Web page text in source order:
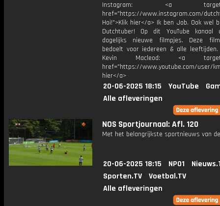
Instagram: <a
href="https://www.instagram.com/
Hoi!">Klik hier</a> Ik ben Job. Ook wel
Dutchtuber! Op dit YouTube kanaal
dagelijks nieuwe filmpjes. Deze
bedoelt voor iedereen & alle
Kevin Macleod: <a
href="https://www.youtube.com/user/
hier</a>
20-06-2025 18:15 YouTube
Alle afleveringen
NOS Sportjournaal: Afl. 120
Met het belangrijkste sportnieuws van
20-06-2025 18:15 NPO1
Sporten.TV
Voetbal.TV
Alle afleveringen